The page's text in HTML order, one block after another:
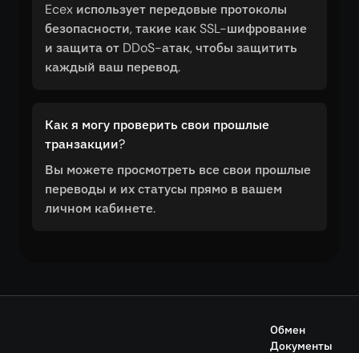
Ecex использует передовые протоколы
безопасности, такие как SSL-шифрование
и защита от DDoS-атак, чтобы защитить
каждый ваш перевод.
Как я могу проверить свои прошлые
транзакции?
Вы можете просмотреть все свои прошлые
переводы и их статусы прямо в вашем
личном кабинете.
Обмен
Документы